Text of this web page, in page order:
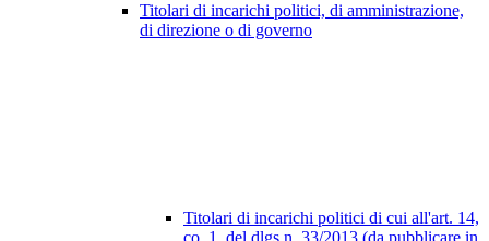
Titolari di incarichi politici, di amministrazione,
di direzione o di governo
Titolari di incarichi politici di cui all'art. 14,